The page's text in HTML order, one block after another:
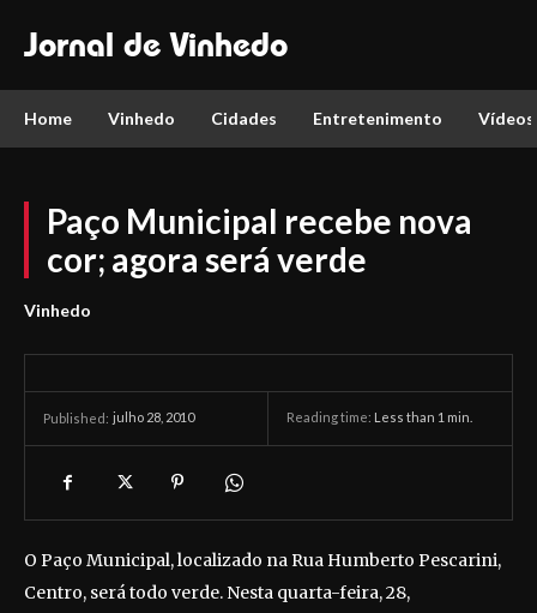
Jornal de Vinhedo
Home Vinhedo Cidades Entretenimento Vídeos
Paço Municipal recebe nova
cor; agora será verde
Vinhedo
Published: julho 28, 2010 Reading time: Less than 1 min.
O Paço Municipal, localizado na Rua Humberto Pescarini,
Centro, será todo verde. Nesta quarta-feira, 28,